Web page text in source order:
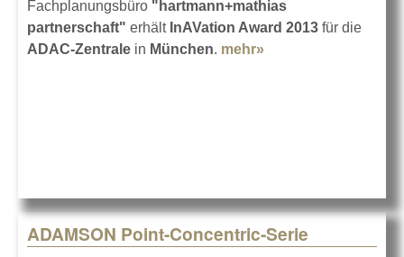
Fachplanungsbüro "hartmann+mathias
partnerschaft" erhältInAVation Award 2013 für die
ADAC-Zentrale in München. mehr»
ADAMSON Point-Concentric-Serie